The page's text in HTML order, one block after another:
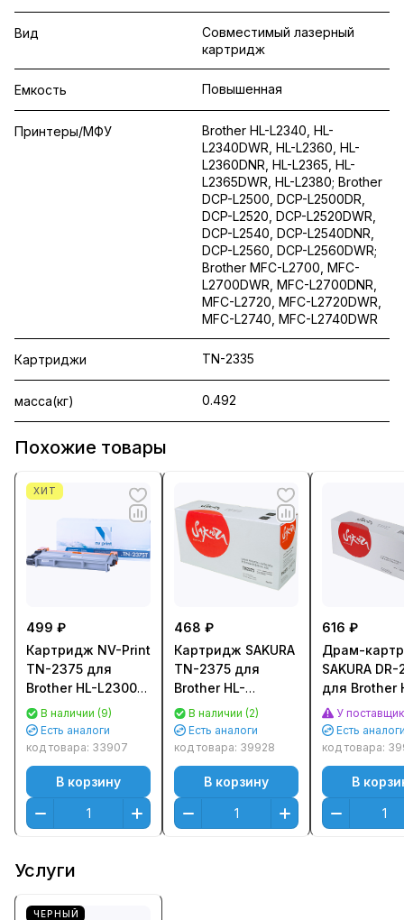
Вид
Совместимый лазерный
картридж
Емкость Повышенная
Принтеры/МФУ
Brother HL-L2340, HL-
L2340DWR, HL-L2360, HL-
L2360DNR, HL-L2365, HL-
L2365DWR, HL-L2380; Brother
DCP-L2500, DCP-L2500DR,
DCP-L2520, DCP-L2520DWR,
DCP-L2540, DCP-L2540DNR,
DCP-L2560, DCP-L2560DWR;
Brother MFC-L2700, MFC-
L2700DWR, MFC-L2700DNR,
MFC-L2720, MFC-L2720DWR,
MFC-L2740, MFC-L2740DWR
Картриджи TN-2335
масса(кг) 0.492
Похожие товары
ХИТ
499 ₽
Картридж NV-Print
TN-2375 для
Brother HL-L2300/
L2340/ L2360/
L2365, DCP-L2500/
L2520/ L2540/
L2560, MFC-L2700
(2600стр.)
В наличии (9)
Есть аналоги
код товара: 33907
В корзину
468 ₽
Картридж SAKURA
TN-2375 для
Brother HL-
L2300DR/ HL-
L2340DWR/ HL-
L2360DNR/ HL-
L2365DWR, DCP-
L2500DR, DCP-
L2520DWR, DCP-
L2540DNR, DCP-
В наличии (2)
Есть аналоги
код товара: 39928
В корзину
616 ₽
Драм-
SAKURA
для Brother
L2300DR/
L2340DWR/
L2360DNR/
L2365DWR/
L2500DR/
L2520DWR/
L2540DNR
У
Есть
код товара:
В
Услуги
ЧЕРНЫЙ